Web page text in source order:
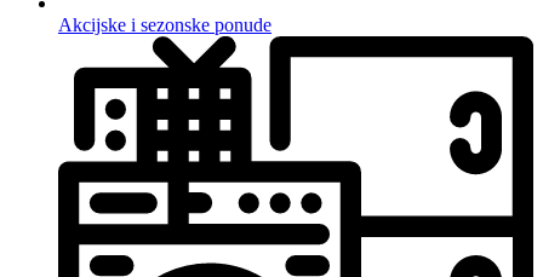
Akcijske i sezonske ponude